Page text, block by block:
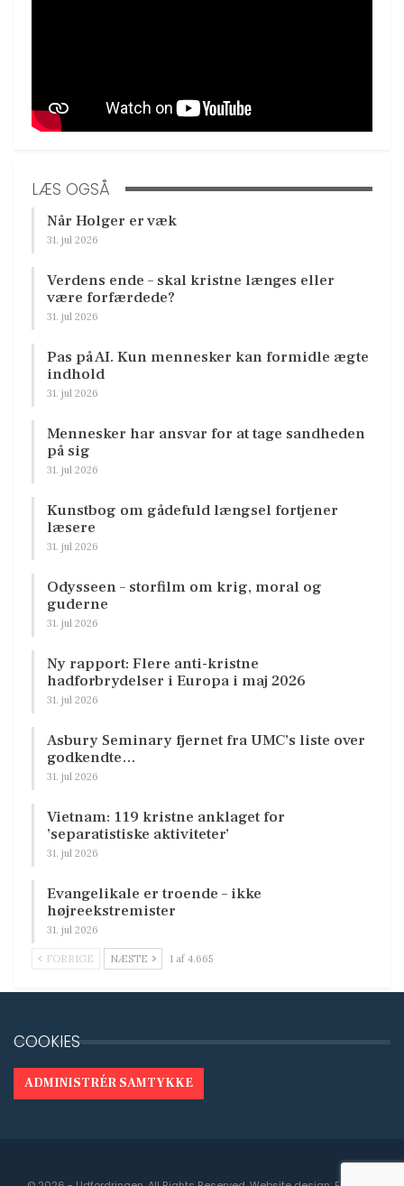
LÆS OGSÅ
Når Holger er væk
31. jul 2026
Verdens ende – skal kristne længes eller
være forfærdede?
31. jul 2026
Pas på AI. Kun mennesker kan formidle ægte
indhold
31. jul 2026
Mennesker har ansvar for at tage sandheden
på sig
31. jul 2026
Kunstbog om gådefuld længsel fortjener
læsere
31. jul 2026
Odysseen – storfilm om krig, moral og
guderne
31. jul 2026
Ny rapport: Flere anti-kristne
hadforbrydelser i Europa i maj 2026
31. jul 2026
Asbury Seminary fjernet fra UMC’s liste over
godkendte…
31. jul 2026
Vietnam: 119 kristne anklaget for
’separatistiske aktiviteter’
31. jul 2026
Evangelikale er troende – ikke
højreekstremister
31. jul 2026
FORRIGE NÆSTE 1 af 4.665
COOKIES
ADMINISTRÉR SAMTYKKE